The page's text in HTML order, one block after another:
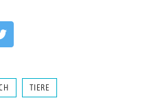
TIERE